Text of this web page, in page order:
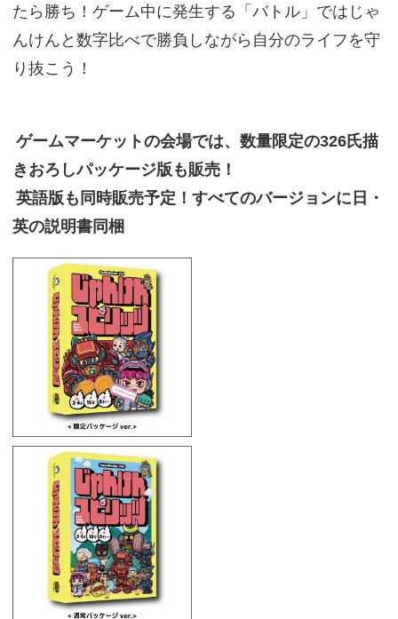
たら勝ち！ゲーム中に発生する「バトル」ではじゃ
んけんと数字比べで勝負しながら自分のライフを守
り抜こう！
ゲームマーケットの会場では、数量限定の326氏描
きおろしパッケージ版も販売！
英語版も同時販売予定！すべてのバージョンに日・
英の説明書同梱